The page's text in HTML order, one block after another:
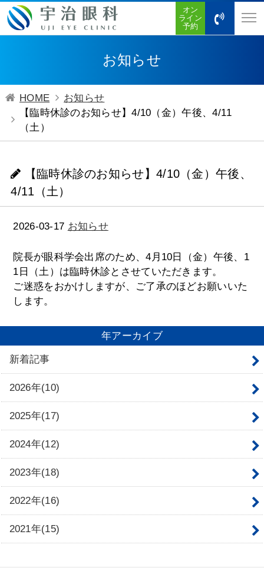
オン
ライン
予約
お知らせ
HOME
お知らせ
【臨時休診のお知らせ】4/10（金）午後、4/11
（土）
【臨時休診のお知らせ】4/10（金）午後、
4/11（土）
2026-03-17 お知らせ
院長が眼科学会出席のため、4月10日（金）午後、1
1日（土）は臨時休診とさせていただきます。
ご迷惑をおかけしますが、ご了承のほどお願いいた
します。
年アーカイブ
新着記事
2026年(10)
2025年(17)
2024年(12)
2023年(18)
2022年(16)
2021年(15)